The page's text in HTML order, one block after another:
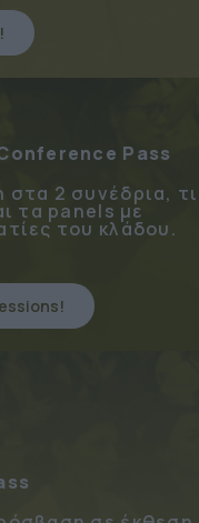
Pass
2 συνέδρια, τις
τα panels με